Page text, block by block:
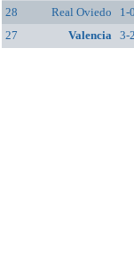
28
Real Oviedo 1-0
27
Valencia 3-2